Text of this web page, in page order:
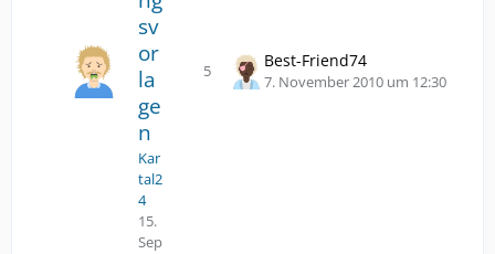
sv
or
la
ge
n
Kar
tal2
4
15.
Sep
5
Antworten
Best-Friend74
7. November 2010 um 12:30
Z